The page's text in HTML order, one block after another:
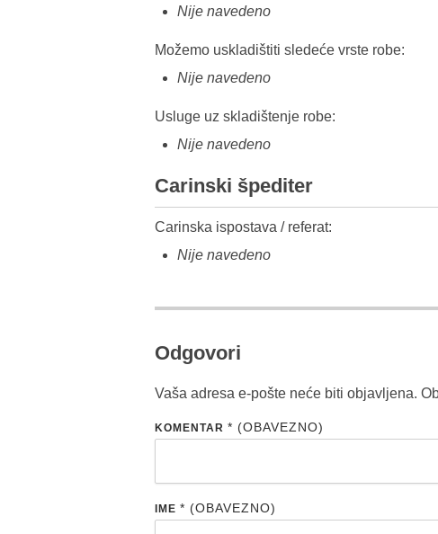
Nije navedeno
Možemo uskladištiti sledeće vrste robe:
Nije navedeno
Usluge uz skladištenje robe:
Nije navedeno
Carinski špediter
Carinska ispostava / referat:
Nije navedeno
Odgovori
Vaša adresa e-pošte neće biti objavljena.
KOMENTAR * (OBAVEZNO)
IME * (OBAVEZNO)